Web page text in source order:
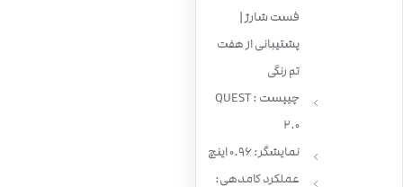
فست شارژ |
پشتیبانی از هفت
تم رنگی
چیپست : QUEST
2.0
نمایشگر: 0.96 اینچ
عملکرد کامدهی: